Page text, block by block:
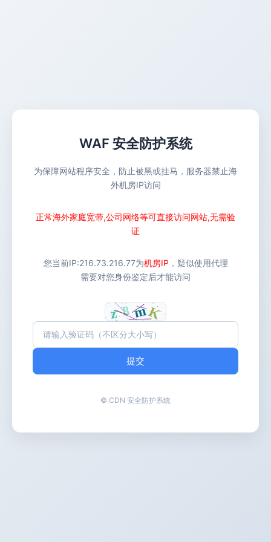
WAF 安全防护系统
为保障网站程序安全，防止被黑或挂马，服务器禁止海
外机房IP访问
正常海外家庭宽带,公司网络等可直接访问网站,无需验
证
您当前IP:216.73.216.77为机房IP ，疑似使用代理
需要对您身份鉴定后才能访问
提交
© CDN 安全防护系统